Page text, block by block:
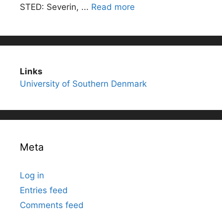
STED: Severin, ... Read more
Links
University of Southern Denmark
Meta
Log in
Entries feed
Comments feed